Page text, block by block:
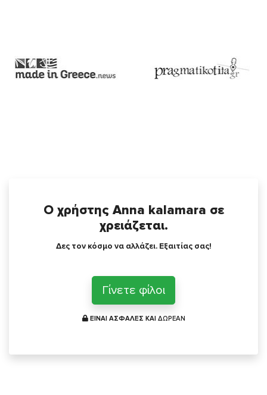
Ο χρήστης Anna kalamara σε
χρειάζεται.
Δες τον κόσμο να αλλάζει. Εξαιτίας σας!
Γίνετε φίλοι
ΕΙΝΑΙ ΑΣΦΑΛΕΣ ΚΑΙ ΔΩΡΕΑΝ